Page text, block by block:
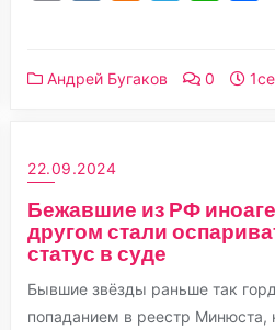
Андрей Бугаков 0
22.09.2024
Бежавшие из РФ
другом стали
статус в суде
Бывшие звёзды раньше так
попаданием в реестр Минюста,